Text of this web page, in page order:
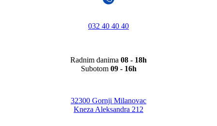
032 40 40 40
Radnim danima 08 - 18h
Subotom 09 - 16h
32300 Gornji Milanovac
Kneza Aleksandra 212